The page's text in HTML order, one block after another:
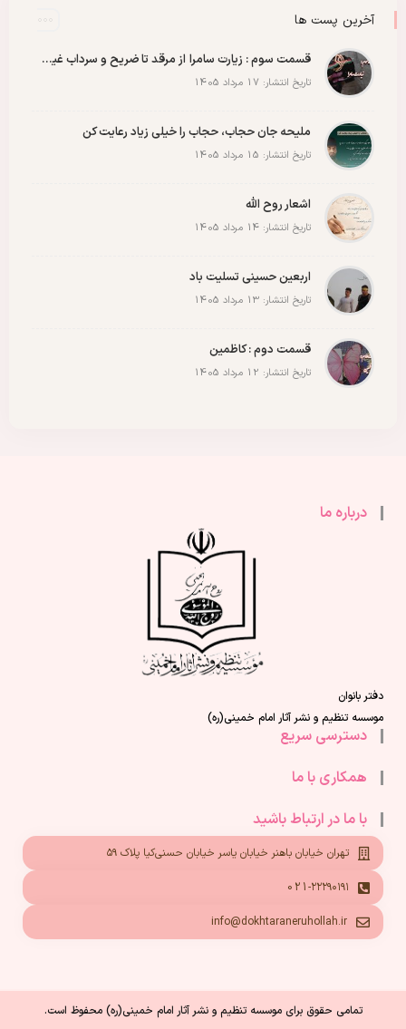
مادران شهدا
مجمع دختران روح اللهآخرین پست ها
قسمت سوم : زیارت سامرا از مرقد تا ضریح و سرداب غیبت امام زمان عجل الله رو با عشق ببینید
تاریخ انتشار: 17 مرداد 1405
ملیحه جان حجاب، حجاب را خیلی زیاد رعایت کن
تاریخ انتشار: 15 مرداد 1405
اشعار روح الله
تاریخ انتشار: 14 مرداد 1405
اربعین حسینی تسلیت باد
تاریخ انتشار: 13 مرداد 1405
قسمت دوم : کاظمین
تاریخ انتشار: 12 مرداد 1405
درباره ما
دفتر بانوان
موسسه تنظیم و نشر آثار امام خمینی(ره)
دسترسی سریع
همکاری با ما
با ما در ارتباط باشید
تهران خیابان باهنر خیابان یاسر خیابان حسنی‌کیا پلاک ۵۹
021-۲۲۲۹۰۱۹۱
info@dokhtaraneruhollah.ir
تمامی حقوق برای موسسه تنظیم و نشر آثار امام خمینی(ره) محفوظ است.